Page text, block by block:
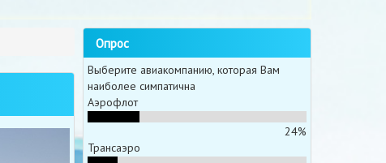
Опрос
Выберите авиакомпанию, которая Вам
наиболее симпатична
Аэрофлот
24%
Трансаэро